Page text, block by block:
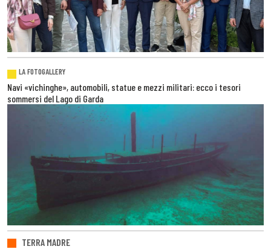
LA FOTOGALLERY
Navi «vichinghe», automobili, statue e mezzi militari: ecco i tesori
sommersi del Lago di Garda
TERRA MADRE